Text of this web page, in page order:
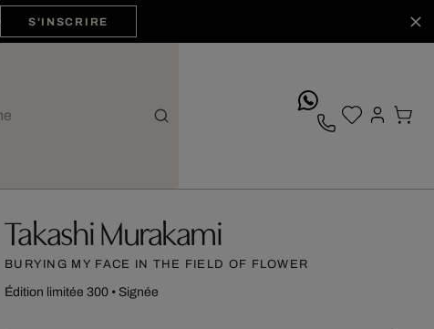
S'INSCRIRE
Takashi Murakami
BURYING MY FACE IN THE FIELD OF FLOWER
Édition limitée 300• Signée